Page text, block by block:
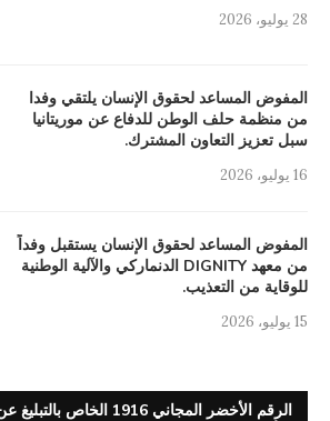
28 يوليو، 2026
المفوض المساعد لحقوق الإنسان يلتقي وفدا
من منظمة حلف الوطن للدفاع عن موريتانيا
سبل تعزيز التعاون المشترك.
16 يوليو، 2026
المفوض المساعد لحقوق الإنسان يستقبل وفداً
من معهد DIGNITY الدنماركي والآلية الوطنية
للوقاية من التعذيب.
15 يوليو، 2026
الرقم الأخضر المجاني 1916